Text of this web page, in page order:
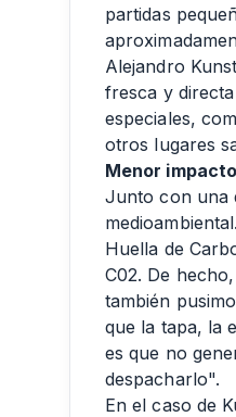
partidas
Alejandro
fresca y
especiales,
otros lugares
Menor impacto
Junto con una
Huella de
C02. De
también
que la tapa, la
es que no
despacharlo".
En el caso de